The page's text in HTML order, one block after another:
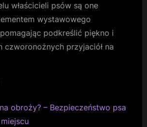
właścicieli psów są one
wystawowego
podkreślić piękno i
czworonożnych przyjaciół na
obroży? – Bezpieczeństwo psa